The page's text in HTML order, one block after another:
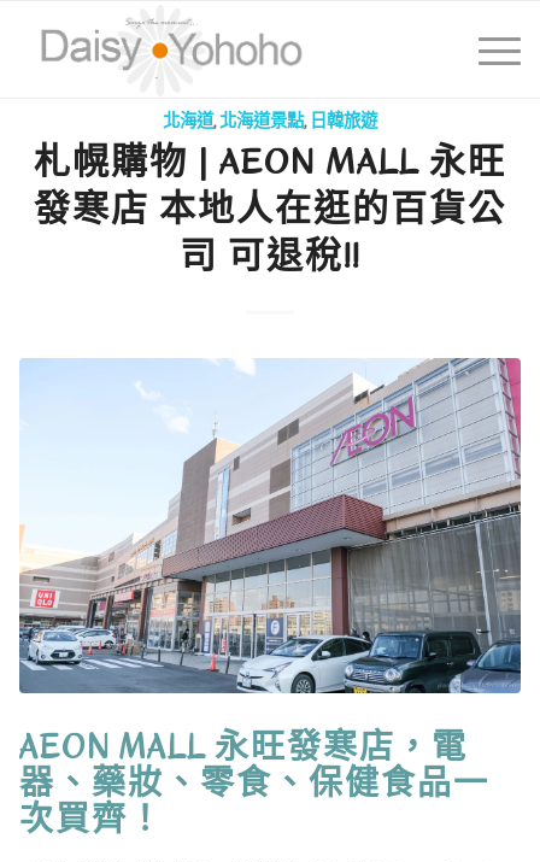
北海道,北海道景點, 日韓旅遊
札幌購物 | AEON MALL 永旺
發寒店 本地人在逛的百貨公
司 可退稅!!
AEON MALL 永旺發寒店，電
器、藥妝、零食、保健食品一
次買齊！